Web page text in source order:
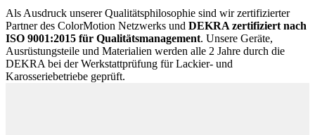
Als Ausdruck unserer Qualitätsphilosophie sind wir zertifizierter
Partner des ColorMotion Netzwerks und DEKRA zertifiziert nach
ISO 9001:2015 für Qualitätsmanagement. Unsere Geräte,
Ausrüstungsteile und Materialien werden alle 2 Jahre durch die
DEKRA bei der Werkstattprüfung für Lackier- und
Karosseriebetriebe geprüft.